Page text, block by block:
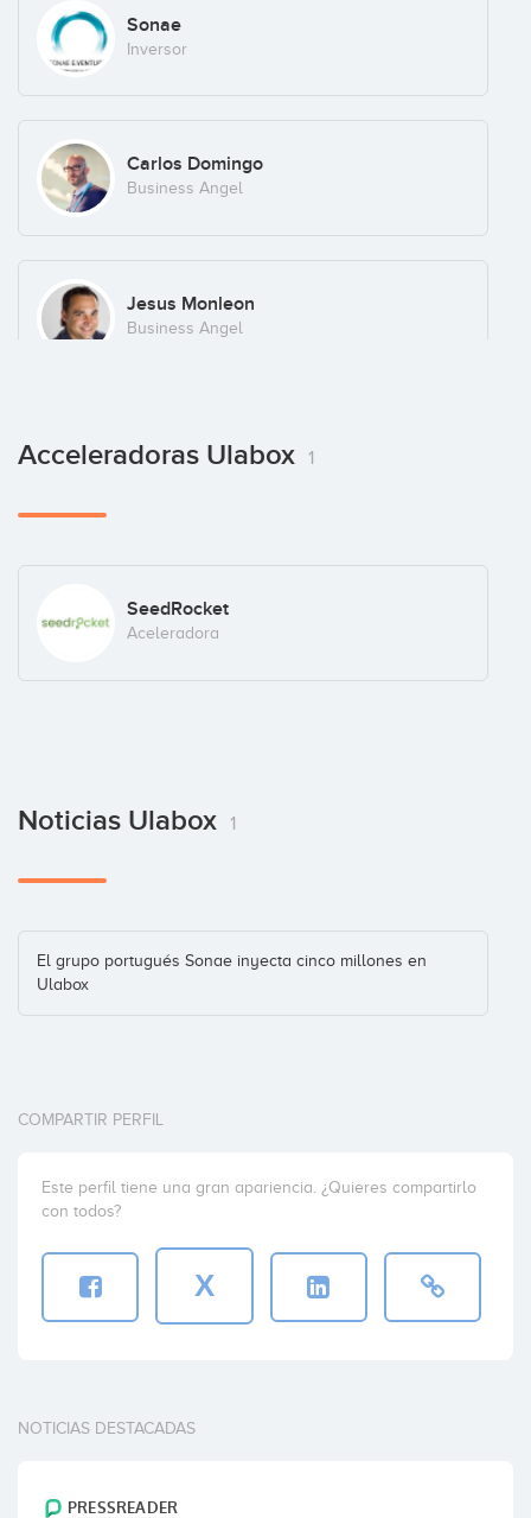
Sonae
Inversor
Carlos Domingo
Business Angel
Jesus Monleon
Business Angel
Marek Fodor
Business Angel
Acceleradoras Ulabox 1
SeedRocket
Aceleradora
Noticias Ulabox 1
El grupo portugués Sonae inyecta cinco millones en
Ulabox
COMPARTIR PERFIL
Este perfil tiene una gran apariencia. ¿Quieres compartirlo
con todos?
X
NOTICIAS DESTACADAS